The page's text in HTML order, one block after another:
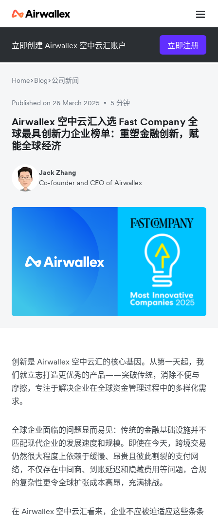
立即创建 Airwallex 空中云汇账户 立即注册
Home Blog 公司新闻
Published on 26 March 2025 • 5 分钟
Airwallex 空中云汇入选 Fast Company 全
球最具创新力企业榜单：重塑金融创新，赋
能全球经济
Jack Zhang
Co-founder and CEO of Airwallex
创新是 Airwallex 空中云汇的核心基因。从第一天起，我
们就立志打造更优秀的产品——突破传统，消除不便与
摩擦，专注于解决企业在全球资金管理过程中的多样化需
求。
全球企业面临的问题显而易见：传统的金融基础设施并不
匹配现代企业的发展速度和规模。即使在今天，跨境交易
仍然很大程度上依赖于缓慢、昂贵且彼此割裂的支付网
络，不仅存在中间商、到账延迟和隐藏费用等问题，合规
的复杂性更令全球扩张成本高昂，充满挑战。
在 Airwallex 空中云汇看来，企业不应被迫适应这些条条
微信扫一扫，点击手机右上角
分享
微信扫一扫，点击手机右上角
分享